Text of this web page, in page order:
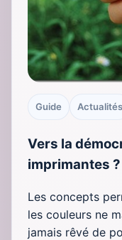
Guide Actualités
Vers la
imprimantes ?
Les concepts
les couleurs ne
jamais rêvé de